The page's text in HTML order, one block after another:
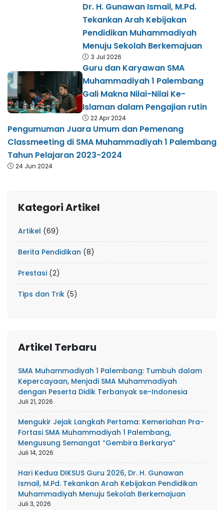
Dr. H. Gunawan Ismail, M.Pd.
Tekankan Arah Kebijakan
Pendidikan Muhammadiyah
Menuju Sekolah Berkemajuan
3 Jul 2026
Guru dan Karyawan SMA
Muhammadiyah 1 Palembang
Gali Makna Nilai-Nilai Ke-
Islaman dalam Pengajian rutin
22 Apr 2024
Pengumuman Juara Umum dan Pemenang
Classmeeting di SMA Muhammadiyah 1 Palembang
Tahun Pelajaran 2023-2024
24 Jun 2024
Kategori Artikel
Artikel (69)
Berita Pendidikan (8)
Prestasi (2)
Tips dan Trik (5)
Artikel Terbaru
SMA Muhammadiyah 1 Palembang: Tumbuh dalam
Kepercayaan, Menjadi SMA Muhammadiyah
dengan Peserta Didik Terbanyak se-Indonesia
Juli 21, 2026
Mengukir Jejak Langkah Pertama: Kemeriahan Pra-
Fortasi SMA Muhammadiyah 1 Palembang,
Mengusung Semangat “Gembira Berkarya”
Juli 14, 2026
Hari Kedua DIKSUS Guru 2026, Dr. H. Gunawan
Ismail, M.Pd. Tekankan Arah Kebijakan Pendidikan
Muhammadiyah Menuju Sekolah Berkemajuan
Juli 3, 2026